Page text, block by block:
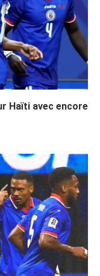
Haïti avec encore